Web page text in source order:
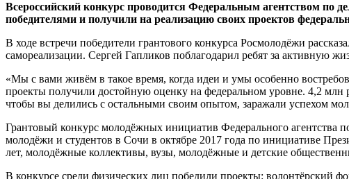
Всероссийский конкурс проводится Федеральным агентством по
победителями и получили на реализацию своих проектов
В ходе встречи победители грантового конкурса Росмолодёжи
самореализации. Сергей Гапликов поблагодарил ребят за активную
«Мы с вами живём в такое время, когда идеи и умы особенно
проекты получили достойную оценку на федеральном уровне. 4,2 млн
чтобы вы делились с остальными своим опытом, заражали успехом
Грантовый конкурс молодёжных инициатив Федерального
молодёжи и студентов в Сочи в октябре 2017 года по инициативе
лет, молодёжные коллективы, вузы, молодёжные и детские
В конкурсе среди физических лиц победили проекты: волонтёрский